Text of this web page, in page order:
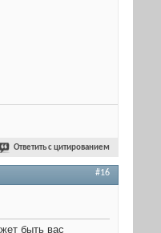
Ответить с цитированием
#16
быть вас